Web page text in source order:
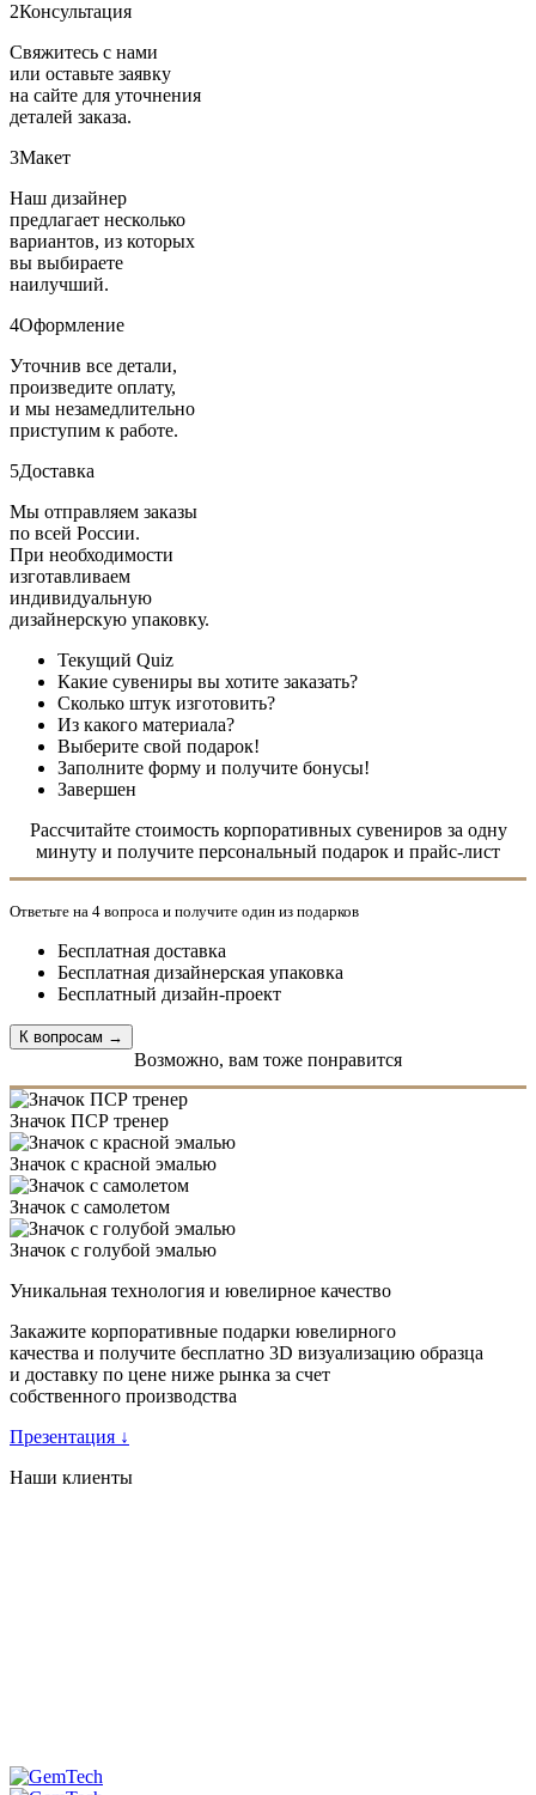
2Консультация
Свяжитесь с нами
или оставьте заявку
на сайте для уточнения
деталей заказа.
3Макет
Наш дизайнер
предлагает несколько
вариантов, из которых
вы выбираете
наилучший.
4Оформление
Уточнив все детали,
произведите оплату,
и мы незамедлительно
приступим к работе.
5Доставка
Мы отправляем заказы
по всей России.
При необходимости
изготавливаем
индивидуальную
дизайнерскую упаковку.
Текущий Quiz
Какие сувениры вы хотите заказать?
Сколько штук изготовить?
Из какого материала?
Выберите свой подарок!
Заполните форму и получите бонусы!
Завершен
Рассчитайте стоимость корпоративных сувениров за одну
минуту и получите персональный подарок и прайс-лист
Ответьте на 4 вопроса и получите один из подарков
Бесплатная доставка
Бесплатная дизайнерская упаковка
Бесплатный дизайн-проект
Возможно, вам тоже понравится
Значок ПСР тренер
Значок с красной эмалью
Значок с самолетом
Значок с голубой эмалью
Уникальная технология и ювелирное качество
Закажите корпоративные подарки ювелирного
качества и получите бесплатно 3D визуализацию образца
и доставку по цене ниже рынка за счет
собственного производства
Презентация ↓
Наши клиенты